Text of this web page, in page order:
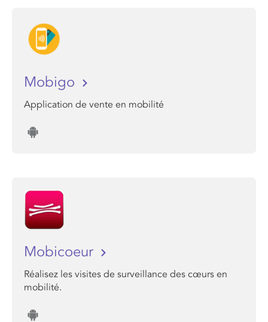
Mobigo
Application de vente en mobilité
Mobicoeur
Réalisez les visites de surveillance des cœurs en
mobilité.